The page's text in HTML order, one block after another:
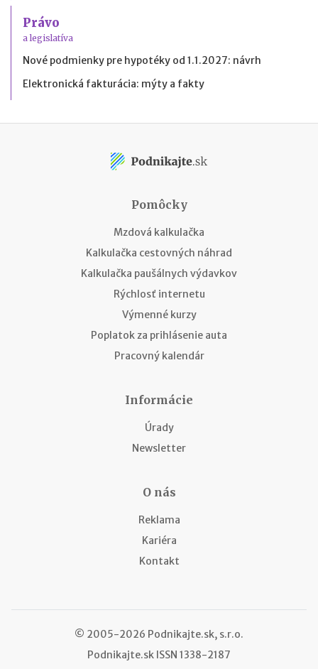
Právo
a legislatíva
Nové podmienky pre hypotéky od 1.1.2027: návrh
Elektronická fakturácia: mýty a fakty
Pomôcky
Mzdová kalkulačka
Kalkulačka cestovných náhrad
Kalkulačka paušálnych výdavkov
Rýchlosť internetu
Výmenné kurzy
Poplatok za prihlásenie auta
Pracovný kalendár
Informácie
Úrady
Newsletter
O nás
Reklama
Kariéra
Kontakt
© 2005-2026 Podnikajte.sk, s.r.o.
Podnikajte.sk ISSN 1338-2187